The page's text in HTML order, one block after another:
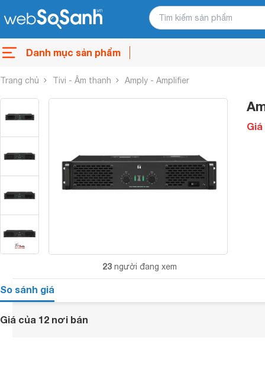
Danh mục sản phẩm
Trang chủ Tivi - Âm thanh Amply - Amplifier
23 người đang xem
Giá
So sánh giá
Giá của 12 nơi bán